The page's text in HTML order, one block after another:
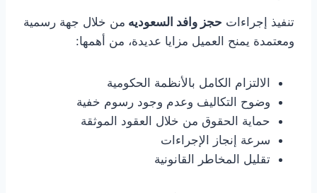
تنفيذ إجراءات حجز وافد السعوديه من خلال جهة رسمية
ومعتمدة يمنح العميل مزايا عديدة، من أهمها:
الالتزام الكامل بالأنظمة الحكومية
وضوح التكاليف وعدم وجود رسوم خفية
حماية الحقوق من خلال العقود الموثقة
سرعة إنجاز الإجراءات
تقليل المخاطر القانونية